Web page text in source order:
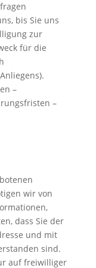
bis Sie uns
zur
für die
–
–
wir von
dass Sie der
und mit
sind.
auf freiwilliger